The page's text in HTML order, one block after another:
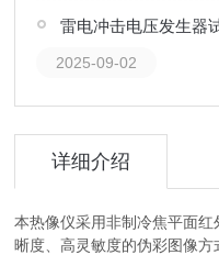
2025-09-02
详细介绍
本热像仪采用非制冷焦平面
晰度、高灵敏度的伪彩图像